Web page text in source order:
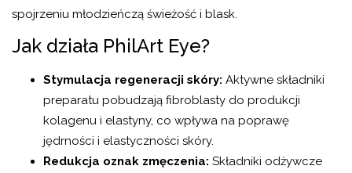
spojrzeniu młodzieńczą świeżość i blask.
Jak działa PhilArt Eye?
Stymulacja regeneracji skóry: Aktywne składniki
preparatu pobudzają fibroblasty do produkcji
kolagenu i elastyny, co wpływa na poprawę
jędrności i elastyczności skóry.
Redukcja oznak zmęczenia: Składniki odżywcze